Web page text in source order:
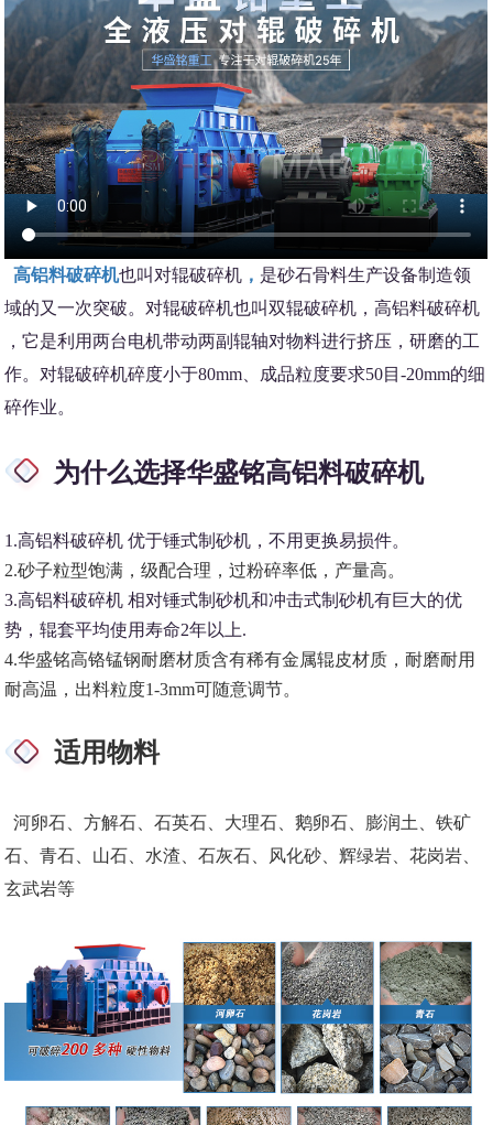
高铝料破碎机也叫对辊破碎机 ， 是砂石骨料生产设备制造领
域的又一次突破。对辊破碎机也叫双辊破碎机，高铝料破碎机
，它是利用两台电机带动两副辊轴对物料进行挤压，研磨的工
作。对辊破碎机碎度小于80mm、成品粒度要求50目-20mm的细
碎作业。
为什么选择华盛铭高铝料破碎机
1.高铝料破碎机 优于锤式制砂机，不用更换易损件。
2.砂子粒型饱满，级配合理，过粉碎率低，产量高。
3.高铝料破碎机 相对锤式制砂机和冲击式制砂机有巨大的优
势，辊套平均使用寿命2年以上.
4.华盛铭高铬锰钢耐磨材质含有稀有金属辊皮材质，耐磨耐用
耐高温，出料粒度1-3mm可随意调节。
适用物料
河卵石、方解石、石英石、大理石、鹅卵石、膨润土、铁矿
石、青石、山石、水渣、石灰石、风化砂、辉绿岩、花岗岩、
玄武岩等